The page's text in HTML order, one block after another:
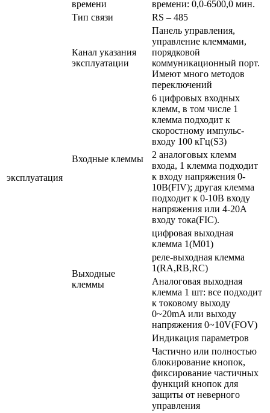
времени
времени: 0,0-6500,0 мин.
Тип связи
RS – 485
эксплуатация
Канал указания
эксплуатации
Панель управления,
управление клеммами,
порядковой
коммуникационный порт.
Имеют много методов
переключений
Входные клеммы
6 цифровых входных
клемм, в том числе 1
клемма подходит к
скоростному импульс-
входу 100 кГц(S3)
2 аналоговых клемм
входа, 1 клемма подходит
к входу напряжения 0-
10В(FIV); другая клемма
подходит к 0-10В входу
напряжения или 4-20А
входу тока(FIC).
Выходные
клеммы
цифровая выходная
клемма 1(M01)
реле-выходная клемма
1(RA,RB,RC)
Аналоговая выходная
клемма 1 шт: все подходит
к токовому выходу
0~20mA или выходу
напряжения 0~10V(FOV)
Индикация параметров
Частично или полностью
блокирование кнопок,
фиксирование частичных
функций кнопок для
защиты от неверного
управления